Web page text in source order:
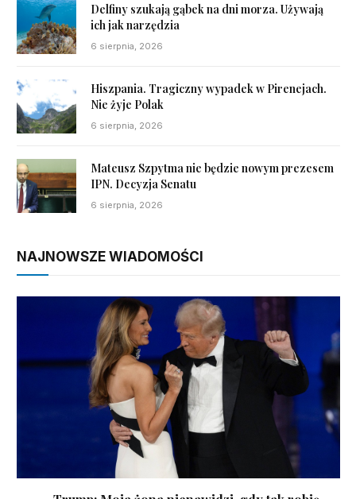
Delfiny szukają gąbek na dni morza. Używają
ich jak narzędzia
6 sierpnia, 2026
Hiszpania. Tragiczny wypadek w Pirenejach.
Nie żyje Polak
6 sierpnia, 2026
Mateusz Szpytma nie będzie nowym prezesem
IPN. Decyzja Senatu
6 sierpnia, 2026
NAJNOWSZE WIADOMOŚCI